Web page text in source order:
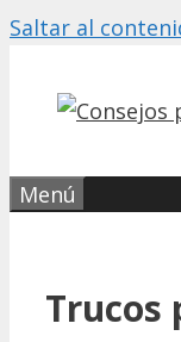
Saltar al
Menú
Trucos